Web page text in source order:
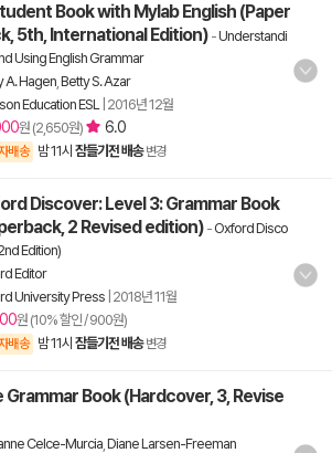
Book with Mylab English (Paper
5th, International Edition) -Understandi
Using English Grammar
A. Hagen Betty S. Azar
Education ESL| 2016년 12월
원 (2,650원) 6.0
배송 밤 11시 잠들기전 배송 변경
Discover: Level 3: Grammar Book
2 Revised edition) -Oxford Disco
Edition)
Editor
University Press 2018년 11월
원 (10% 할인 / 900원)
배송 밤 11시 잠들기전 배송 변경
Grammar Book (Hardcover, 3, Revise
Celce-Murcia Diane Larsen-Freeman